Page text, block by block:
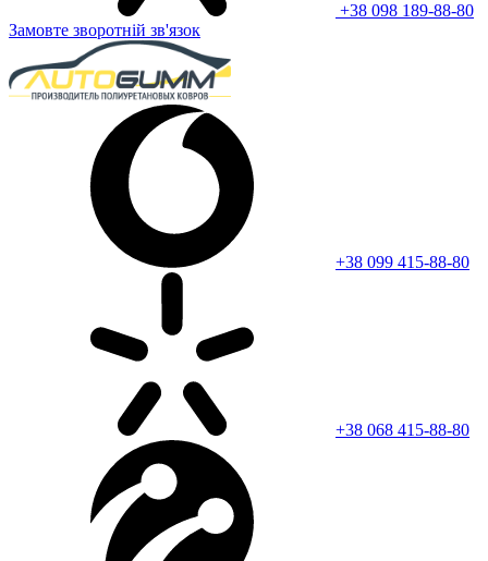
+38 098 189-88-80
Замовте зворотній зв'язок
+38 099 415-88-80
+38 068 415-88-80